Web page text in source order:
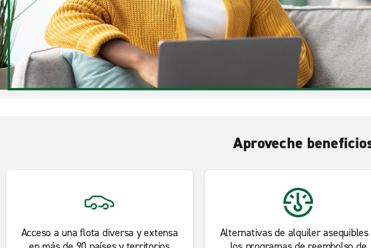
Aproveche
Acceso a una flota diversa y extensa
Alternativas de alquiler asequibles